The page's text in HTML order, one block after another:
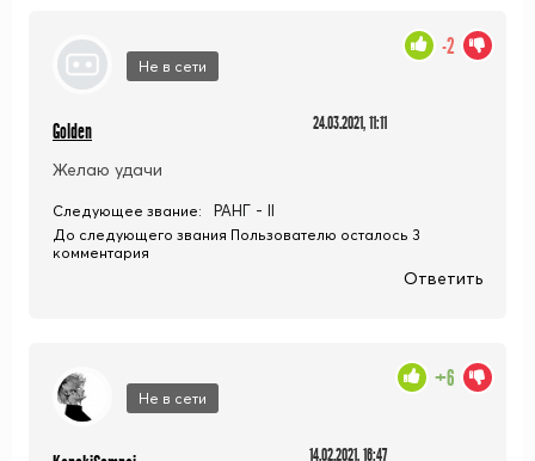
Не в сети
Golden 24.03.2021, 11:11
Желаю удачи
-2
Следующее звание: РАНГ - II
До следующего звания Пользователю осталось 3
комментария
Ответить
Не в сети
14.02.2021, 16:47
+6